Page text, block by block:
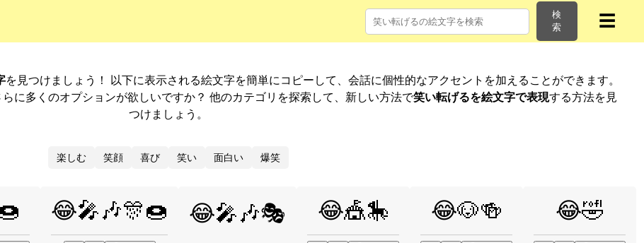
検
索
☰
を見つけましょう！ 以下に表示される絵文字を簡単にコピーして、会話に個性的なアクセントを加えることができます。
に多くのオプションが欲しいですか？ 他のカテゴリを探索して、新しい方法で笑い転げるを絵文字で表現する方法を見
つけましょう。
楽しむ 笑顔 喜び 笑い 面白い 爆笑
😂🎤🎶🎊🍩 😂🎤🎶🎭 😂🎪🎠 😂🐶🍻 😂🤣